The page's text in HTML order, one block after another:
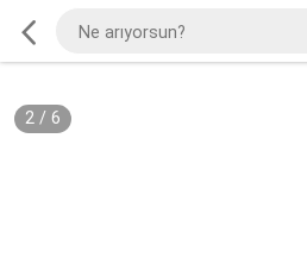
2/ 6